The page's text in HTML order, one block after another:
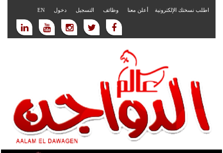
اطلب نسختك الإلكترونية أعلن معنا وظائف التسجيل دخول EN